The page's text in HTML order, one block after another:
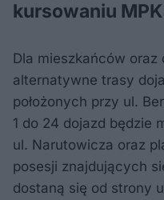
kursowaniu MPK
Dla mieszkańców
alternatywne trasy
położonych przy ul.
1 do 24 dojazd będzie
ul. Narutowicza oraz
posesji znajdujących
dostaną się od strony